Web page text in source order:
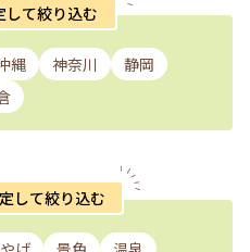
して絞り込む
縄 神奈川
静岡
して絞り込む